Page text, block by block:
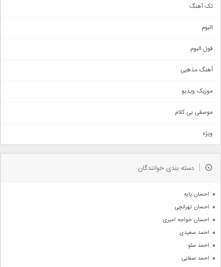
تک آهنگ
اجتماعی
حماسی
سنتی
اهنگ بندرعباسی
دمو
مذهبی
جدیدترین ها
البوم
فول البوم
آهنگ مذهبی
موزیک ویدیو
موسقی بی کلام
ویژه
دسته بندی خوانندگان
احسان پایه
احسان تهرانچی
احسان خواجه امیری
احمد سعیدی
احمد سلو
احمد صفایی